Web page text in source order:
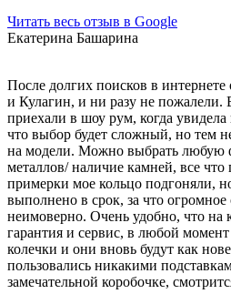
Читать весь отзыв в Google
Екатерина Башарина
После долгих поисков в интернете
и Кулагин, и ни разу не пожалели.
приехали в шоу рум, когда
что выбор будет сложный, но тем
на модели. Можно выбрать любую
металлов/ наличие камней, все что
примерки мое кольцо подгоняли,
выполнено в срок, за что
неимоверно. Очень удобно, что на
гарантия и сервис, в любой
колечки и они вновь будут как
пользовались никакими
замечательной коробочке,